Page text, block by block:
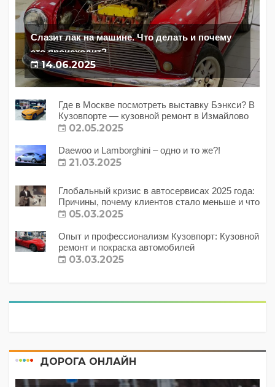
Слазит лак на машине. Что делать и почему
это происходит?
14.06.2025
Где в Москве посмотреть выставку Бэнкси? В
Кузовпорте — кузовной ремонт в Измайлово
02.05.2025
Daewoo и Lamborghini – одно и то же?!
21.03.2025
Глобальный кризис в автосервисах 2025 года:
Причины, почему клиентов стало меньше и что
с этим делать?
05.03.2025
Опыт и профессионализм Кузовпорт: Кузовной
ремонт и покраска автомобилей
03.03.2025
ДОРОГА ОНЛАЙН